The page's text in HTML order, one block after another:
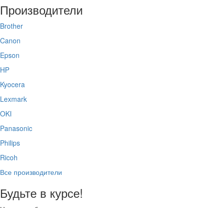
Производители
Brother
Canon
Epson
HP
Kyocera
Lexmark
OKI
Panasonic
Philips
Ricoh
Все производители
Будьте в курсе!